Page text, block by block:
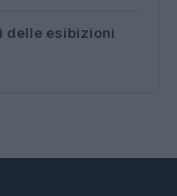
delle esibizioni